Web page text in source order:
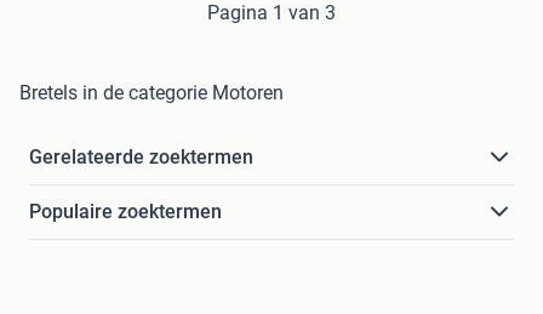
Pagina 1 van 3
Bretels in de categorie Motoren
Gerelateerde zoektermen
Populaire zoektermen